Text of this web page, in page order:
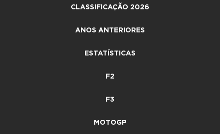
CLASSIFICAÇÃO 2026
ANOS ANTERIORES
ESTATÍSTICAS
F2
F3
MOTOGP